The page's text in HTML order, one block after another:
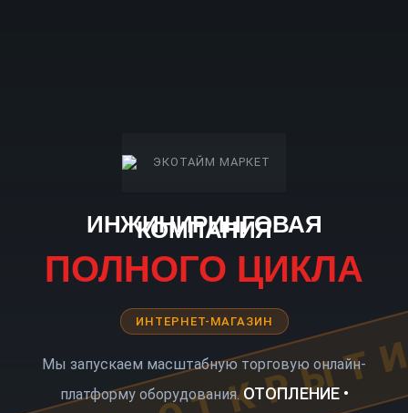
ИНЖИНИРИНГОВАЯ
КОМПАНИЯ
ПОЛНОГО ЦИКЛА
ИНТЕРНЕТ-МАГАЗИН
Мы запускаем масштабную торговую онлайн-
платформу оборудования. ОТОПЛЕНИЕ •